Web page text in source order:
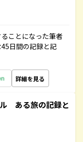
ことになった筆者
日間の記録と記
詳細を見る
ある旅の記録と